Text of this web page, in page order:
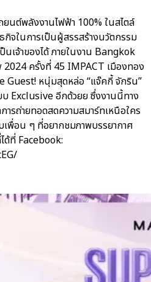
นต์พลังงานไฟฟ้า 100% ในสไตล์
จในการเป็นผู้สรรสร้างนวัตกรรม
เจ้าของได้ ภายในงาน Bangkok
ครั้งที่ 45 IMPACT เมืองทอง
Guest! หนุ่มสุดหล่อ “แจ๊คกี้ จักริน”
Exclusive อีกด้วยย ซึ่งงานนี้ทาง
ารถ่ายทอดสดความสมาร์ทเหนือใคร
พื่อน ๆ ที่อยากชมภาพบรรยากาศ
ด้ที่ Facebook: